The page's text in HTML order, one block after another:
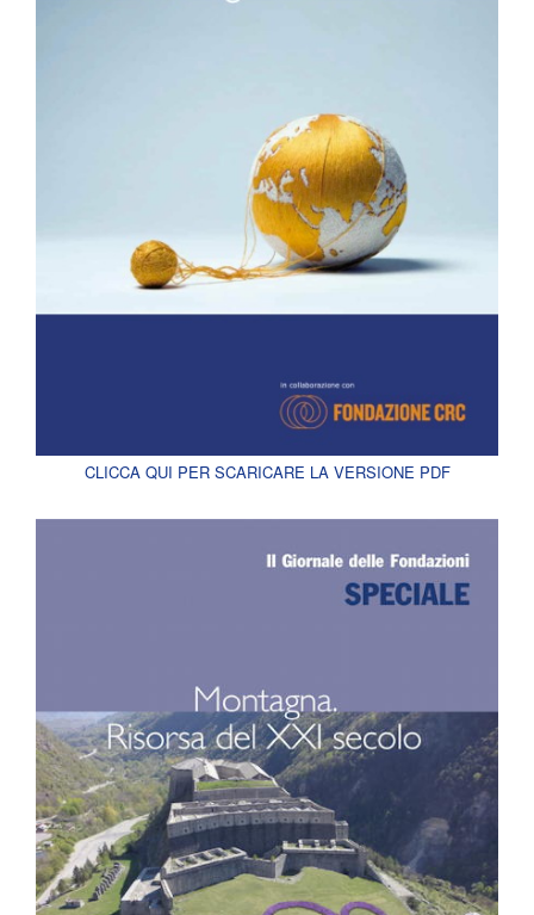
CLICCA QUI PER SCARICARE LA VERSIONE PDF